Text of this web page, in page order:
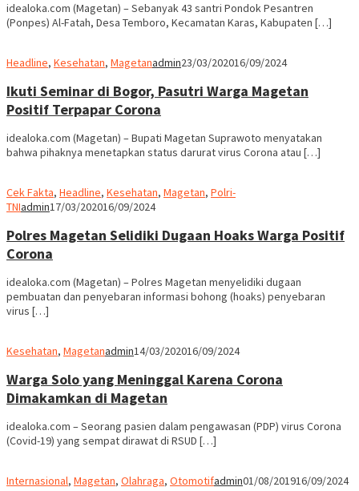
idealoka.com (Magetan) – Sebanyak 43 santri Pondok Pesantren
(Ponpes) Al-Fatah, Desa Temboro, Kecamatan Karas, Kabupaten […]
Headline, Kesehatan, Magetanadmin23/03/202016/09/2024
Ikuti Seminar di Bogor, Pasutri Warga Magetan
Positif Terpapar Corona
idealoka.com (Magetan) – Bupati Magetan Suprawoto menyatakan
bahwa pihaknya menetapkan status darurat virus Corona atau […]
Cek Fakta, Headline, Kesehatan, Magetan, Polri-
TNIadmin17/03/202016/09/2024
Polres Magetan Selidiki Dugaan Hoaks Warga Positif
Corona
idealoka.com (Magetan) – Polres Magetan menyelidiki dugaan
pembuatan dan penyebaran informasi bohong (hoaks) penyebaran
virus […]
Kesehatan, Magetanadmin14/03/202016/09/2024
Warga Solo yang Meninggal Karena Corona
Dimakamkan di Magetan
idealoka.com – Seorang pasien dalam pengawasan (PDP) virus Corona
(Covid-19) yang sempat dirawat di RSUD […]
Internasional, Magetan, Olahraga, Otomotifadmin01/08/201916/09/2024